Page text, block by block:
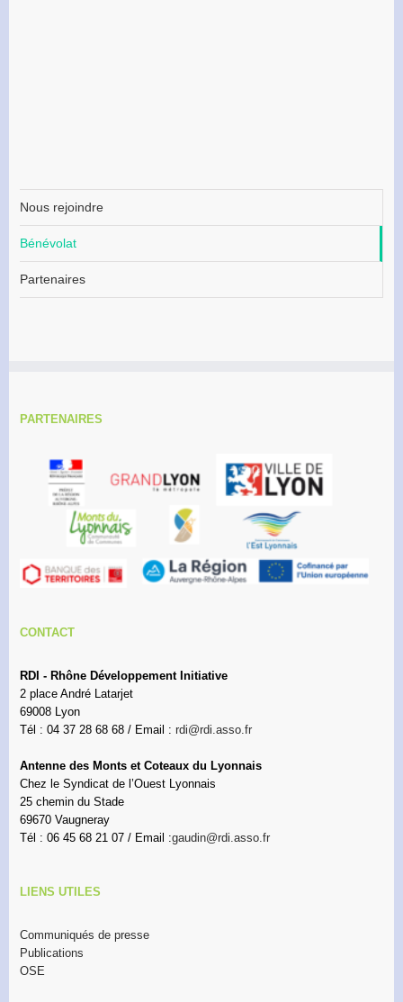
Nous rejoindre
Bénévolat
Partenaires
PARTENAIRES
CONTACT
RDI - Rhône Développement Initiative
2 place André Latarjet
69008 Lyon
Tél : 04 37 28 68 68 / Email : rdi@rdi.asso.fr
Antenne des Monts et Coteaux du Lyonnais
Chez le Syndicat de l’Ouest Lyonnais
25 chemin du Stade
69670 Vaugneray
Tél : 06 45 68 21 07 / Email :gaudin@rdi.asso.fr
LIENS UTILES
Communiqués de presse
Publications
OSE